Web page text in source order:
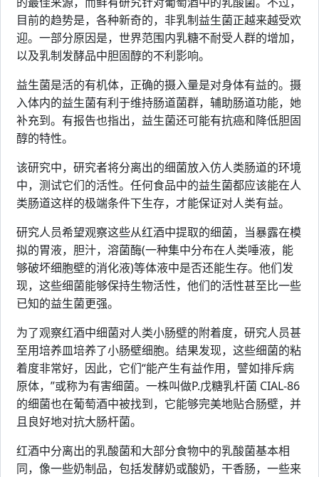
目前的趋势是，各种新奇的，非乳制益生菌正越来越受欢
迎。一部分原因是，世界范围内乳糖不耐受人群的增加，
以及乳制发酵品中胆固醇的不利影响。
益生菌是活的有机体，正确的摄入量是对身体有益的。摄
入体内的益生菌有利于维持肠道菌群，辅助肠道功能，她
补充到。有报告也指出，益生菌还可能有抗癌和降低胆固
醇的特性。
该研究中，研究者将分离出的细菌放入仿人类肠道的环境
中，测试它们的活性。任何食品中的益生菌都应该能在人
类肠道这样的极端条件下生存，才能保证对人类有益。
研究人员希望观察这些从红酒中提取的细菌，当暴露在模
拟的胃液，胆汁，溶菌酶(一种集中分布在人类唾液，能
够破坏细胞壁的消化液)等体液中是否还能生存。他们发
现，这些细菌能够保持生物活性，他们的活性甚至比一些
已知的益生菌更强。
为了观察红酒中细菌对人类小肠壁的附着度，研究人员甚
至用培养皿培养了小肠壁细胞。结果发现，这些细菌的粘
着度非常好，因此，它们“能产生有益作用，譬如排斥病
原体，”或称为有害细菌。一株叫做P.戊糖乳杆菌 CIAL-86
的细菌也在葡萄酒中被找到，它能够完美地贴合肠壁，并
且良好地对抗大肠杆菌。
红酒中分离出的乳酸菌和大部分食物中的乳酸菌基本相
同，像一些奶制品，包括发酵奶或酸奶，干香肠，一些来